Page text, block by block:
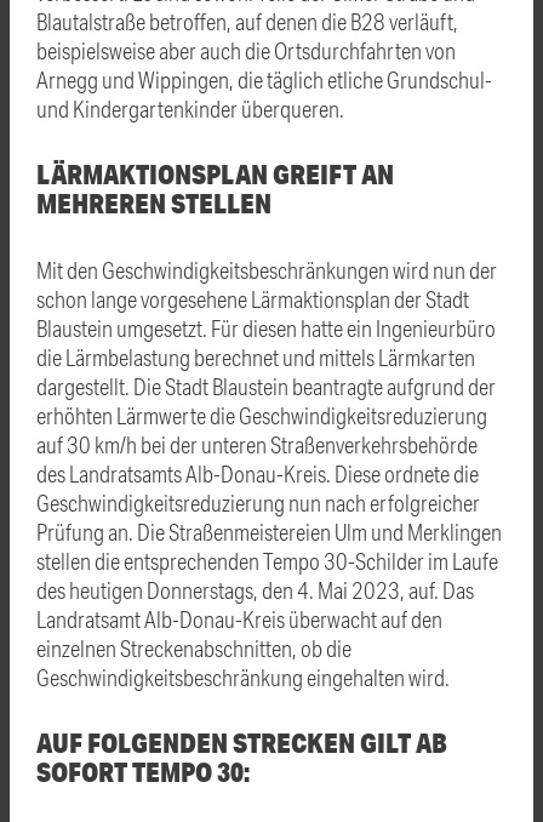
Blautalstraße betroffen, auf denen die B28 verläuft,
beispielsweise aber auch die Ortsdurchfahrten von
Arnegg und Wippingen, die täglich etliche Grundschul-
und Kindergartenkinder überqueren.
LÄRMAKTIONSPLAN GREIFT AN
MEHREREN STELLEN
Mit den Geschwindigkeitsbeschränkungen wird nun der
schon lange vorgesehene Lärmaktionsplan der Stadt
Blaustein umgesetzt. Für diesen hatte ein Ingenieurbüro
die Lärmbelastung berechnet und mittels Lärmkarten
dargestellt. Die Stadt Blaustein beantragte aufgrund der
erhöhten Lärmwerte die Geschwindigkeitsreduzierung
auf 30 km/h bei der unteren Straßenverkehrsbehörde
des Landratsamts Alb-Donau-Kreis. Diese ordnete die
Geschwindigkeitsreduzierung nun nach erfolgreicher
Prüfung an. Die Straßenmeistereien Ulm und Merklingen
stellen die entsprechenden Tempo 30-Schilder im Laufe
des heutigen Donnerstags, den 4. Mai 2023, auf. Das
Landratsamt Alb-Donau-Kreis überwacht auf den
einzelnen Streckenabschnitten, ob die
Geschwindigkeitsbeschränkung eingehalten wird.
AUF FOLGENDEN STRECKEN GILT AB
SOFORT TEMPO 30: